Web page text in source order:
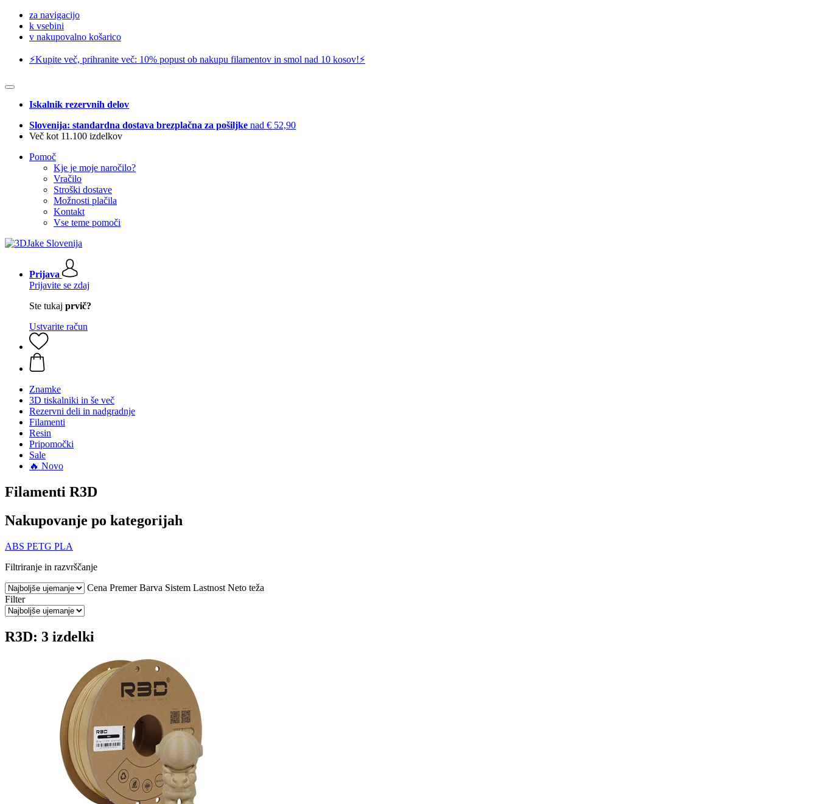
za navigacijo
k vsebini
v nakupovalno košarico
⚡️Kupite več, prihranite več: 10% popust ob nakupu filamentov in smol nad 10 kosov!⚡️
Iskalnik rezervnih delov
Slovenija: standardna dostava brezplačna za pošiljke nad € 52,90
Več kot 11.100 izdelkov
Pomoč
Kje je moje naročilo?
Vračilo
Stroški dostave
Možnosti plačila
Kontakt
Vse teme pomoči
Prijava
Prijavite se zdaj
Ste tukaj prvič?
Ustvarite račun
Znamke
3D tiskalniki in še več
Rezervni deli in nadgradnje
Filamenti
Resin
Pripomočki
Sale
🔥 Novo
Filamenti R3D
Nakupovanje po kategorijah
ABS PETG PLA
Filtriranje in razvrščanje
Cena Premer Barva Sistem Lastnost Neto teža
Filter
R3D: 3 izdelki